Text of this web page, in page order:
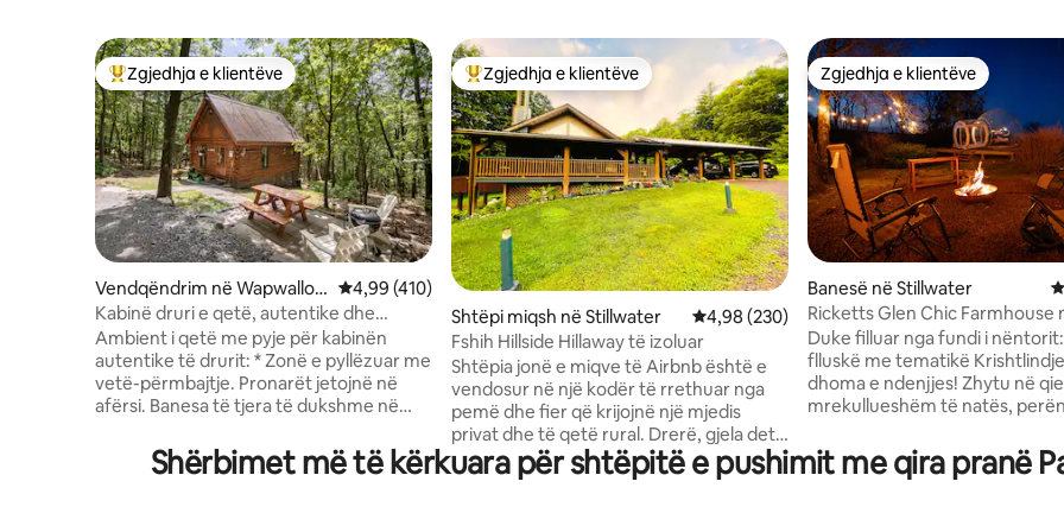
Më të mirat e zgjedhjeve të klientëve
Zgjedhja e klientëve
Vendqëndrim në Wapwallop
en
Vlerësimi mesatar 4,99 nga 5, 410 vlerësime
4,99 (410)
Kabinë druri e qetë, autentike dhe
rustike në pyll
Ambient i qetë me pyje për kabinën
autentike të drurit: * Zonë e pyllëzuar me
vetë-përmbajtje. Pronarët jetojnë në
afërsi. Banesa të tjera të dukshme në
prej gjysmë milje kalon nëpër banesa
gjatë rrugës për në kabinë. Vozit
Më të mirat e zgjedhjeve të klientëve
Zgjedhja e klientëve
Shtëpi miqsh në Stillwater Vlerësimi mesatar 4,98 nga 5, 230 vlerësime
4,98 (230)
Fshih Hillside Hillaway të izoluar
Shtëpia jonë e miqve të Airbnb është e
vendosur në një kodër të rrethuar nga
pemë dhe fier që krijojnë një mjedis
privat dhe të qetë rural. Drerë, gjela deti
dhe kafshë të tjera të egra vendase vijnë
herë pas here për të vizituar.
Zgjedhja e klientëve
Zgjedhja e klientëve
Banesë në Stillwater
Ricketts Glen Chic Farmhouse
yjesh!
Duke filluar nga fundi i
flluskë me tematikë
dhoma e ndenjjes! Zhytu në qiellin e
mrekullueshëm të natës,
rehatshëm në këtë fermë të
modernizuar bukur, të
Shërbimet më të kërkuara për shtëpitë e pushimit me qira pranë